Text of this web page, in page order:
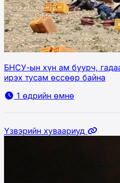
БНСУ-ын хүн ам буурч,
ирэх тусам өссөөр байна
1 өдрийн өмнө
Үзвэрийн хуваариуд